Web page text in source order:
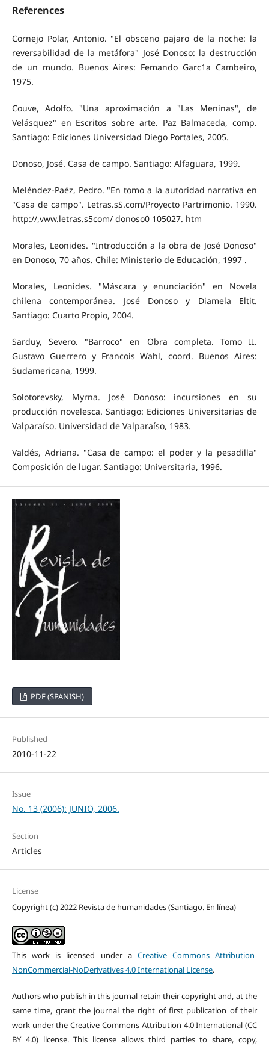
References
Cornejo Polar, Antonio. "El obsceno pajaro de la noche: la
reversabilidad de la metáfora" José Donoso: la destrucción
de un mundo. Buenos Aires: Femando Garc1a Cambeiro,
1975.
Couve, Adolfo. "Una aproximación a "Las Meninas", de
Velásquez" en Escritos sobre arte. Paz Balmaceda, comp.
Santiago: Ediciones Universidad Diego Portales, 2005.
Donoso, José. Casa de campo. Santiago: Alfaguara, 1999.
Meléndez-Paéz, Pedro. "En tomo a la autoridad narrativa en
"Casa de campo". Letras.sS.com/Proyecto Partrimonio. 1990.
http://,vww.letras.s5com/ donoso0 105027. htm
Morales, Leonides. "Introducción a la obra de José Donoso"
en Donoso, 70 años. Chile: Ministerio de Educación, 1997 .
Morales, Leonides. "Máscara y enunciación" en Novela
chilena contemporánea. José Donoso y Diamela Eltit.
Santiago: Cuarto Propio, 2004.
Sarduy, Severo. "Barroco" en Obra completa. Tomo II.
Gustavo Guerrero y Francois Wahl, coord. Buenos Aires:
Sudamericana, 1999.
Solotorevsky, Myrna. José Donoso: incursiones en su
producción novelesca. Santiago: Ediciones Universitarias de
Valparaíso. Universidad de Valparaíso, 1983.
Valdés, Adriana. "Casa de campo: el poder y la pesadilla"
Composición de lugar. Santiago: Universitaria, 1996.
PDF (SPANISH)
Published
2010-11-22
Issue
No. 13 (2006): JUNIO, 2006.
Section
Articles
License
Copyright (c) 2022 Revista de humanidades (Santiago. En línea)
This work is licensed under a Creative Commons Attribution-
NonCommercial-NoDerivatives 4.0 International License.
Authors who publish in this journal retain their copyright and, at the
same time, grant the journal the right of first publication of their
work under the Creative Commons Attribution 4.0 International (CC
BY 4.0) license. This license allows third parties to share, copy,